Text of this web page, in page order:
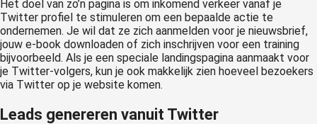
Het doel van zo’n pagina is om inkomend verkeer vanaf je
Twitter profiel te stimuleren om een bepaalde actie te
ondernemen. Je wil dat ze zich aanmelden voor je nieuwsbrief,
jouw e-book downloaden of zich inschrijven voor een training
bijvoorbeeld. Als je een speciale landingspagina aanmaakt voor
je Twitter-volgers, kun je ook makkelijk zien hoeveel bezoekers
via Twitter op je website komen.
Leads genereren vanuit Twitter